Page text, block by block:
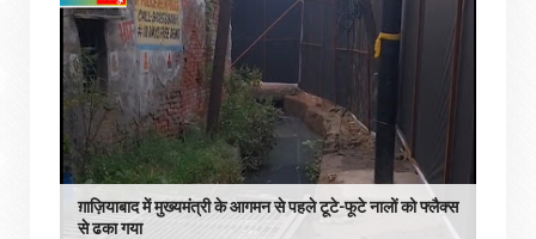
ग़ाज़ियाबाद में मुख्यमंत्री के आगमन से पहले टूटे-फूटे नालों को फ्लैक्स
से ढका गया